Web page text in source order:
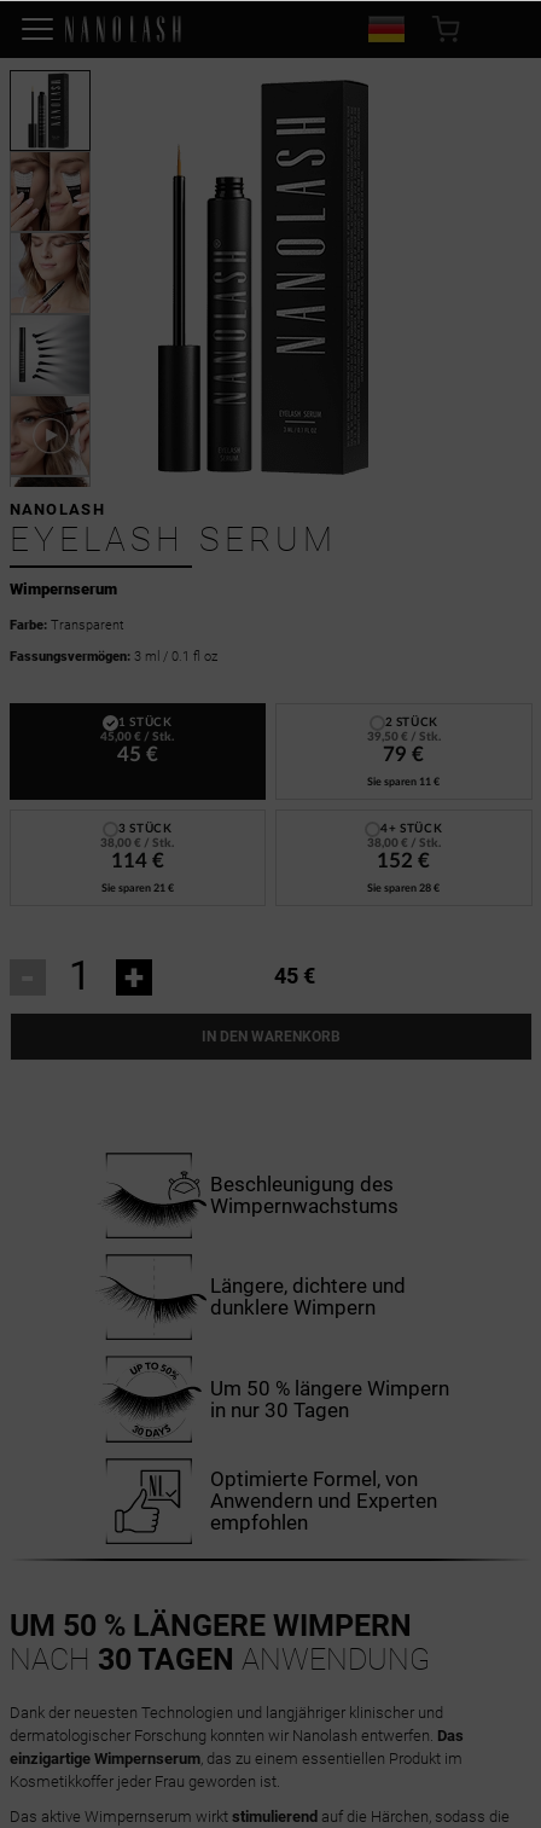
Wimpernserum
NANOLASH
EYELASH SERUM
Farbe: Transparent
Fassungsvermögen: 3 ml / 0.1 fl oz
1 STÜCK
45,00 € / Stk.
45 €
2 STÜCK
39,50 € / Stk.
79 €
Sie sparen 11 €
3 STÜCK
38,00 € / Stk.
114 €
Sie sparen 21 €
4+ STÜCK
38,00 € / Stk.
152 €
Sie sparen 28 €
+ 45 €
IN DEN WARENKORB
Beschleunigung des
Wimpernwachstums
Längere, dichtere und
dunklere Wimpern
Um 50 % längere Wimpern
in nur 30 Tagen
Optimierte Formel, von
Anwendern und Experten
empfohlen
UM 50 % LÄNGERE WIMPERN
NACH 30 TAGEN ANWENDUNG
Dank der neuesten Technologien und langjähriger klinischer und
dermatologischer Forschung konnten wir Nanolash entwerfen. Das
einzigartige Wimpernserum, das zu einem essentiellen Produkt im
Kosmetikkoffer jeder Frau geworden ist.
Das aktive Wimpernserum wirkt stimulierend auf die Härchen, sodass die